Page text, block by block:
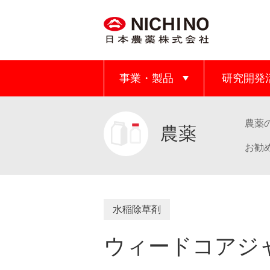
事業・製品 研究開発
農薬
農薬
お勧
水稲除草剤
ウィードコアジ